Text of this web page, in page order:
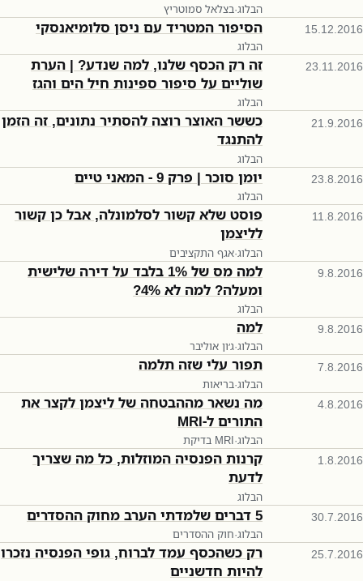
הבלוג·בצלאל סמוטריץ
15.12.2016 הסיפור המטריד עם ניסן סלומיאנסקי
הבלוג
23.11.2016
זה רק הכסף שלנו, למה שנדע? | הערת
שוליים על סיפור ספינות חיל הים והגז
הבלוג
21.9.2016
כששר האוצר רוצה להסתיר נתונים, זה הזמן
להתנגד
הבלוג
23.8.2016 יומן סוכר | פרק 9 - המאני טיים
הבלוג
11.8.2016
פוסט שלא קשור לסלמונלה, אבל כן קשור
לליצמן
הבלוג·אגף התקציבים
9.8.2016
למה מס של 1% בלבד על דירה שלישית
ומעלה? למה לא 4%?
הבלוג
9.8.2016 למה
הבלוג·ג׳ון אוליבר
7.8.2016 תפור עלי שזה תלמה
הבלוג·בריאות
4.8.2016
מה נשאר מההבטחה של ליצמן לקצר את
התורים ל-MRI
הבלוג·בדיקת MRI
1.8.2016
קרנות הפנסיה המוזלות, כל מה שצריך
לדעת
הבלוג
30.7.2016 5 דברים שלמדתי הערב מחוק ההסדרים
הבלוג·חוק ההסדרים
25.7.2016
רק כשהכסף עמד לברוח, גופי הפנסיה נזכרו
להיות חדשניים